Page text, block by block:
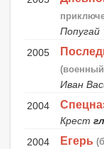
Попугай
2005
Иван
2004
Крест
2004
Егерь